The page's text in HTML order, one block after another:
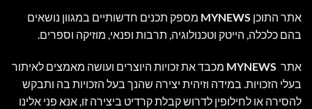
אתר התוכן MYNEWS מספק תכנים חדשותיים במגוון נושאים
בהם כלכלה, הייטק וטכנולוגיה, תרבות ופנאי, מוזיקה וספרים.
אתר MYNEWS מכבד את זכויות היוצרים ועושה מאמצים לאיתור
בעלי הזכויות. במידה וזיהית יצירה שהנך בעל הזכויות בה ותבקש
להסירה או לחילופין לדרוש קבלת קרדיט ביצירה זו, אנא פני אלינו